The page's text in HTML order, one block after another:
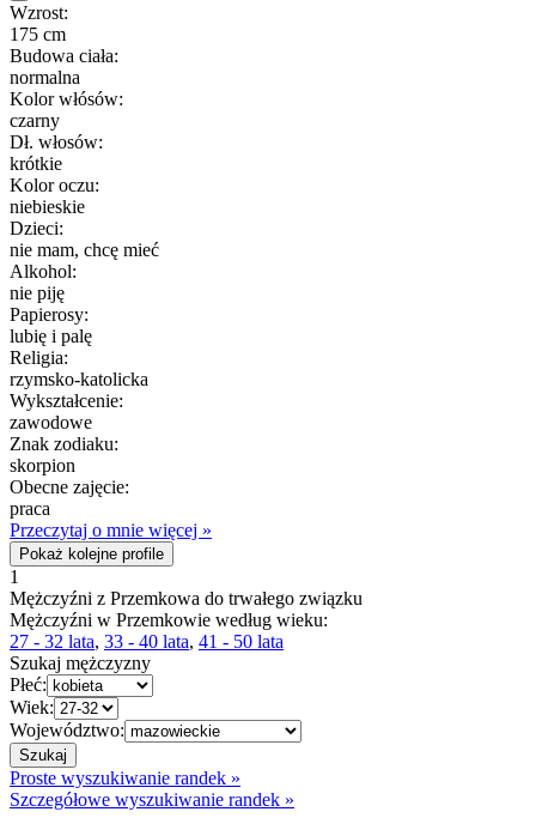
Wzrost:
175 cm
Budowa ciała:
normalna
Kolor włósów:
czarny
Dł. włosów:
krótkie
Kolor oczu:
niebieskie
Dzieci:
nie mam, chcę mieć
Alkohol:
nie piję
Papierosy:
lubię i palę
Religia:
rzymsko-katolicka
Wykształcenie:
zawodowe
Znak zodiaku:
skorpion
Obecne zajęcie:
praca
Przeczytaj o mnie więcej »
Pokaż kolejne profile
1
Mężczyźni z Przemkowa do trwałego związku
Mężczyźni w Przemkowie według wieku:
27 - 32 lata, 33 - 40 lata, 41 - 50 lata
Szukaj mężczyzny
Płeć:
Wiek:
Województwo:
Proste wyszukiwanie randek »
Szczegółowe wyszukiwanie randek »